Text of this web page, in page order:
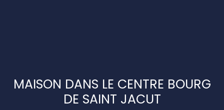
MAISON DANS LE CENTRE BOURG
DE SAINT JACUT